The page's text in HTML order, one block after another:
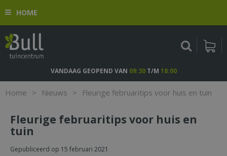
n
o
HOME
Home > Nieuws > Fleurige februaritips voor huis en tuin
VANDAAG GEOPEND VAN 09:30T/M 18:00
Fleurige februaritips voor huis en
tuin
Gepubliceerd op 15 februari 2021